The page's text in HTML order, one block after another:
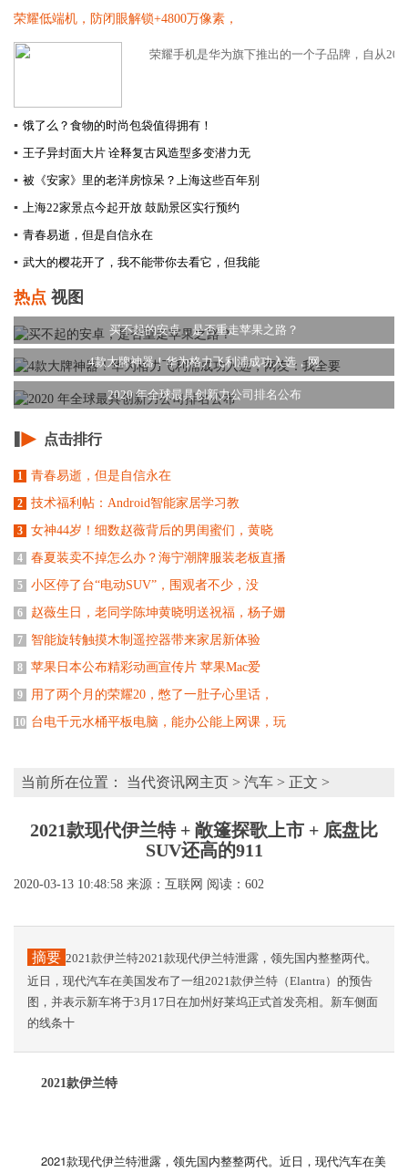
荣耀低端机，防闭眼解锁+4800万像素，
荣耀手机是华为旗下推出的一个子品牌，自从
▪ 饿了么？食物的时尚包袋值得拥有！
▪ 王子异封面大片 诠释复古风造型多变潜力无
▪ 被《安家》里的老洋房惊呆？上海这些百年别
▪
上海22家景点今起开放 鼓励景区实行预约
▪ 青春易逝，但是自信永在
▪ 武大的樱花开了，我不能带你去看它，但我能
热点 视图
买不起的安卓，是否重走苹果之路？
4款大牌神器！华为格力飞利浦成功入选，网
2020 年全球最具创新力公司排名公布
点击排行
1 青春易逝，但是自信永在
2 技术福利帖：Android智能家居学习教
3 女神44岁！细数赵薇背后的男闺蜜们，黄晓
4 春夏装卖不掉怎么办？海宁潮牌服装老板直播
5 小区停了台“电动SUV”，围观者不少，没
6 赵薇生日，老同学陈坤黄晓明送祝福，杨子姗
7 智能旋转触摸木制遥控器带来家居新体验
8 苹果日本公布精彩动画宣传片 苹果Mac爱
9 用了两个月的荣耀20，憋了一肚子心里话，
10 台电千元水桶平板电脑，能办公能上网课，玩
当前所在位置： 当代资讯网主页 > 汽车 > 正文 >
2021款现代伊兰特 + ​敞篷探歌上市 + 底盘比
SUV还高的911
2020-03-13 10:48:58 来源：互联网 阅读：602
摘要 2021款伊兰特2021款现代伊兰特泄露，领先国内整整两代。
近日，现代汽车在美国发布了一组2021款伊兰特（Elantra）的预告
图，并表示新车将于3月17日在加州好莱坞正式首发亮相。新车侧面
的线条十
2021款伊兰特
2021款现代伊兰特泄露，领先国内整整两代。近日，现代汽车在美